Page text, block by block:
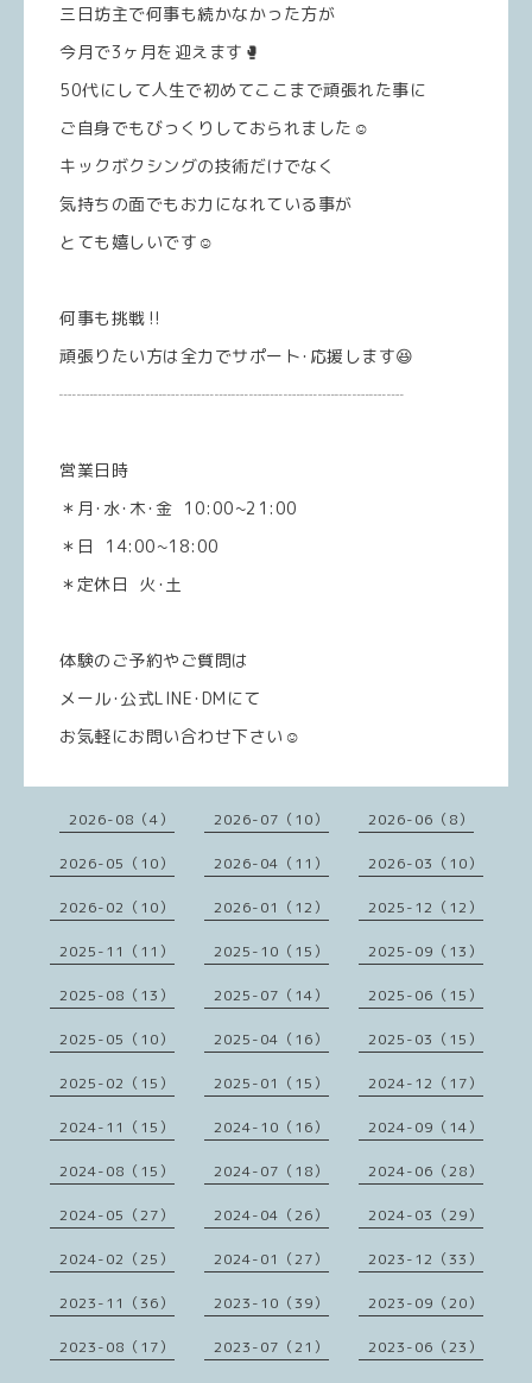
三日坊主で何事も続かなかった方が
今月で3ヶ月を迎えます🥊
50代にして人生で初めてここまで頑張れた事に
ご自身でもびっくりしておられました☺️
キックボクシングの技術だけでなく
気持ちの面でもお力になれている事が
とても嬉しいです☺️
何事も挑戦‼️
頑張りたい方は全力でサポート･応援します😆
┈┈┈┈┈┈┈┈┈┈┈┈┈┈┈┈┈┈┈┈
営業日時
＊月･水･木･金 10:00~21:00
＊日 14:00~18:00
＊定休日 火･土
体験のご予約やご質問は
メール･公式LINE･DMにて
お気軽にお問い合わせ下さい☺️
2026-08（4） 2026-07（10） 2026-06（8）
2026-05（10） 2026-04（11） 2026-03（10）
2026-02（10） 2026-01（12） 2025-12（12）
2025-11（11） 2025-10（15） 2025-09（13）
2025-08（13） 2025-07（14） 2025-06（15）
2025-05（10） 2025-04（16） 2025-03（15）
2025-02（15） 2025-01（15） 2024-12（17）
2024-11（15） 2024-10（16） 2024-09（14）
2024-08（15） 2024-07（18） 2024-06（28）
2024-05（27） 2024-04（26） 2024-03（29）
2024-02（25） 2024-01（27） 2023-12（33）
2023-11（36） 2023-10（39） 2023-09（20）
2023-08（17） 2023-07（21） 2023-06（23）